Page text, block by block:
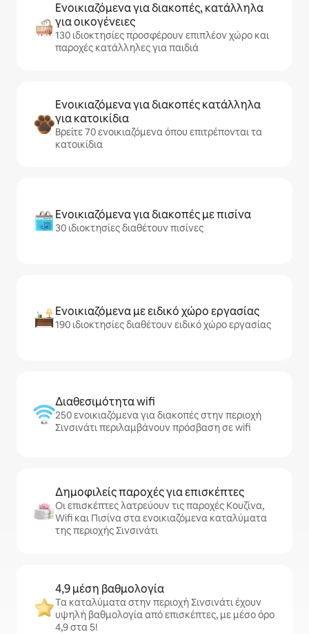
Ενοικιαζόμενα για διακοπές, κατάλληλα
για οικογένειες
130 ιδιοκτησίες προσφέρουν επιπλέον χώρο και
παροχές κατάλληλες για παιδιά
Ενοικιαζόμενα για διακοπές κατάλληλα
για κατοικίδια
Βρείτε 70 ενοικιαζόμενα όπου επιτρέπονται τα
κατοικίδια
Ενοικιαζόμενα για διακοπές με πισίνα
30 ιδιοκτησίες διαθέτουν πισίνες
Ενοικιαζόμενα με ειδικό χώρο εργασίας
190 ιδιοκτησίες διαθέτουν ειδικό χώρο εργασίας
Διαθεσιμότητα wifi
250 ενοικιαζόμενα για διακοπές στην περιοχή
Σινσινάτι περιλαμβάνουν πρόσβαση σε wifi
Δημοφιλείς παροχές για επισκέπτες
Οι επισκέπτες λατρεύουν τις παροχές Κουζίνα,
Wifi και Πισίνα στα ενοικιαζόμενα καταλύματα
της περιοχής Σινσινάτι
4,9 μέση βαθμολογία
Τα καταλύματα στην περιοχή Σινσινάτι έχουν
υψηλή βαθμολογία από επισκέπτες, με μέσο όρο
4,9 στα 5!